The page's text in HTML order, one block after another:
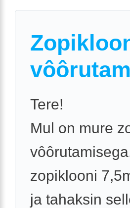
Tere!
Mul on mure
zopiklooni
ja tahaksin